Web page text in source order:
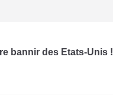
bannir des Etats-Unis !